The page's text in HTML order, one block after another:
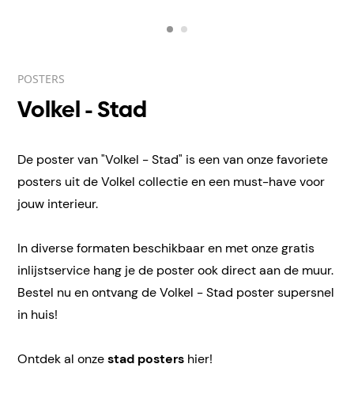
POSTERS
Volkel - Stad
De poster van "Volkel - Stad" is een van onze favoriete
posters uit de Volkel collectie en een must-have voor
jouw interieur.
In diverse formaten beschikbaar en met onze gratis
inlijstservice hang je de poster ook direct aan de muur.
Bestel nu en ontvang de Volkel - Stad poster supersnel
in huis!
Ontdek al onzestad posters hier!